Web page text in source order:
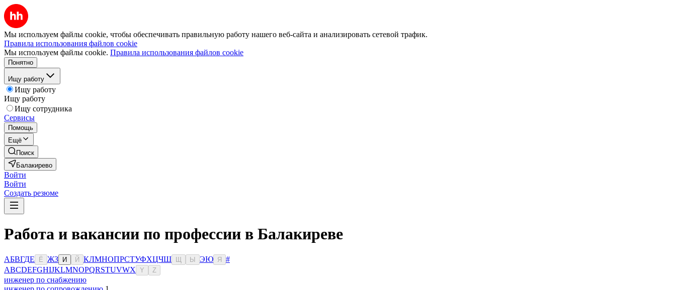
Мы используем файлы cookie, чтобы обеспечивать правильную работу нашего веб-сайта и анализировать сетевой трафик.
Правила использования файлов cookie
Мы используем файлы cookie. Правила использования файлов cookie
Понятно
Ищу работу
Ищу работу
Ищу работу
Ищу сотрудника
Сервисы
Помощь
Ещё
Поиск
Балакирево
Войти
Войти
Создать резюме
Работа и вакансии по профессии в Балакиреве
АБВГДЕ Ё ЖЗ И Й КЛМНОПРСТУФХЦЧШ Ы ЭЮ Я
#
ABCDEFGHIJKLMNOPQRSTUVWX Y Z
инженер по снабжению